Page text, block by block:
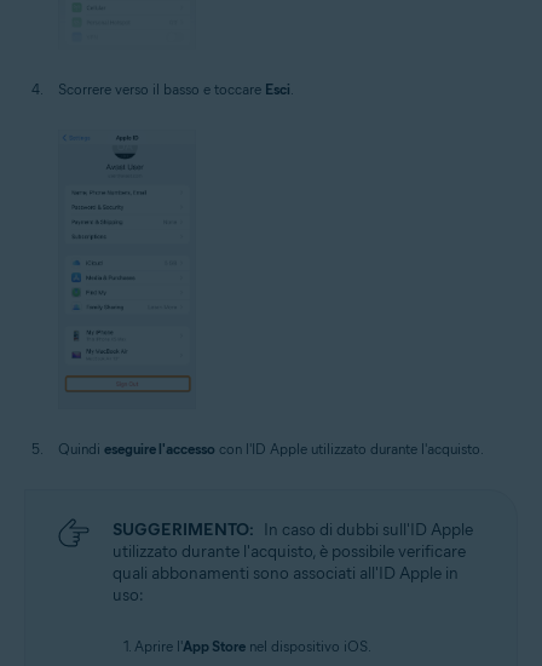
Scorrere verso il basso e toccare Esci
Quindi eseguire l'accesso con l'ID Apple utilizzato durante l'acquisto.
SUGGERIMENTO: In caso di dubbi sull'ID Apple
utilizzato durante l'acquisto, è possibile verificare
quali abbonamenti sono associati all'ID Apple in
uso:
Aprire l'App Store nel dispositivo iOS.